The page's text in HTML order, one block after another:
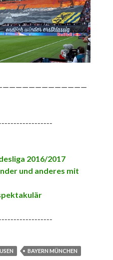
2016/2017
und anderes mit
BAYERN MÜNCHEN